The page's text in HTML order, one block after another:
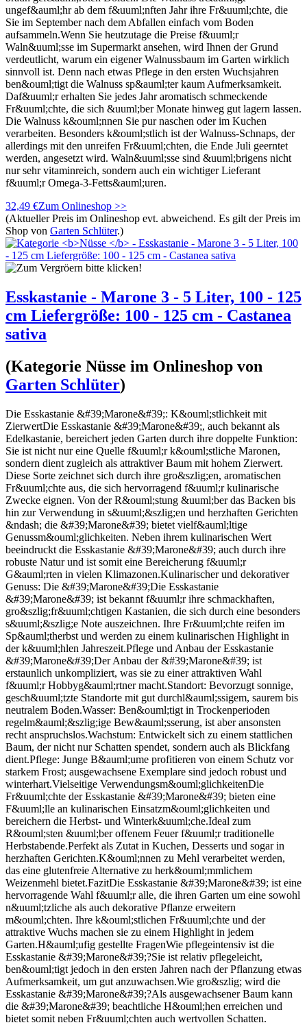
ungef&auml;hr ab dem f&uuml;nften Jahr ihre Fr&uuml;chte, die
Sie im September nach dem Abfallen einfach vom Boden
aufsammeln.Wenn Sie heutzutage die Preise f&uuml;r
Waln&uuml;sse im Supermarkt ansehen, wird Ihnen der Grund
verdeutlicht, warum ein eigener Walnussbaum im Garten wirklich
sinnvoll ist. Denn nach etwas Pflege in den ersten Wuchsjahren
ben&ouml;tigt die Walnuss sp&auml;ter kaum Aufmerksamkeit.
Daf&uuml;r erhalten Sie jedes Jahr aromatisch schmeckende
Fr&uuml;chte, die sich &uuml;ber Monate hinweg gut lagern lassen.
Die Walnuss k&ouml;nnen Sie pur naschen oder im Kuchen
verarbeiten. Besonders k&ouml;stlich ist der Walnuss-Schnaps, der
allerdings mit den unreifen Fr&uuml;chten, die Ende Juli geerntet
werden, angesetzt wird. Waln&uuml;sse sind &uuml;brigens nicht
nur sehr vitaminreich, sondern auch ein wichtiger Lieferant
f&uuml;r Omega-3-Fetts&auml;uren.
32,49 €Zum Onlineshop >>
(Aktueller Preis im Onlineshop evt. abweichend. Es gilt der Preis im
Shop von Garten Schlüter.)
Esskastanie - Marone 3 - 5 Liter, 100 - 125
cm Liefergröße: 100 - 125 cm - Castanea
sativa
(Kategorie Nüsse im Onlineshop von
Garten Schlüter)
Die Esskastanie &#39;Marone&#39;: K&ouml;stlichkeit mit
ZierwertDie Esskastanie &#39;Marone&#39;, auch bekannt als
Edelkastanie, bereichert jeden Garten durch ihre doppelte Funktion:
Sie ist nicht nur eine Quelle f&uuml;r k&ouml;stliche Maronen,
sondern dient zugleich als attraktiver Baum mit hohem Zierwert.
Diese Sorte zeichnet sich durch ihre gro&szlig;en, aromatischen
Fr&uuml;chte aus, die sich hervorragend f&uuml;r kulinarische
Zwecke eignen. Von der R&ouml;stung &uuml;ber das Backen bis
hin zur Verwendung in s&uuml;&szlig;en und herzhaften Gerichten
&ndash; die &#39;Marone&#39; bietet vielf&auml;ltige
Genussm&ouml;glichkeiten. Neben ihrem kulinarischen Wert
beeindruckt die Esskastanie &#39;Marone&#39; auch durch ihre
robuste Natur und ist somit eine Bereicherung f&uuml;r
G&auml;rten in vielen Klimazonen.Kulinarischer und dekorativer
Genuss: Die &#39;Marone&#39;Die Esskastanie
&#39;Marone&#39; ist bekannt f&uuml;r ihre schmackhaften,
gro&szlig;fr&uuml;chtigen Kastanien, die sich durch eine besonders
s&uuml;&szlig;e Note auszeichnen. Ihre Fr&uuml;chte reifen im
Sp&auml;therbst und werden zu einem kulinarischen Highlight in
der k&uuml;hlen Jahreszeit.Pflege und Anbau der Esskastanie
&#39;Marone&#39;Der Anbau der &#39;Marone&#39; ist
erstaunlich unkompliziert, was sie zu einer attraktiven Wahl
f&uuml;r Hobbyg&auml;rtner macht.Standort: Bevorzugt sonnige,
gesch&uuml;tzte Standorte mit gut durchl&auml;ssigem, saurem bis
neutralem Boden.Wasser: Ben&ouml;tigt in Trockenperioden
regelm&auml;&szlig;ige Bew&auml;sserung, ist aber ansonsten
recht anspruchslos.Wachstum: Entwickelt sich zu einem stattlichen
Baum, der nicht nur Schatten spendet, sondern auch als Blickfang
dient.Pflege: Junge B&auml;ume profitieren von einem Schutz vor
starkem Frost; ausgewachsene Exemplare sind jedoch robust und
winterhart.Vielseitige Verwendungsm&ouml;glichkeitenDie
Fr&uuml;chte der Esskastanie &#39;Marone&#39; bieten eine
F&uuml;lle an kulinarischen Einsatzm&ouml;glichkeiten und
bereichern die Herbst- und Winterk&uuml;che.Ideal zum
R&ouml;sten &uuml;ber offenem Feuer f&uuml;r traditionelle
Herbstabende.Perfekt als Zutat in Kuchen, Desserts und sogar in
herzhaften Gerichten.K&ouml;nnen zu Mehl verarbeitet werden,
das eine glutenfreie Alternative zu herk&ouml;mmlichem
Weizenmehl bietet.FazitDie Esskastanie &#39;Marone&#39; ist eine
hervorragende Wahl f&uuml;r alle, die ihren Garten um eine sowohl
n&uuml;tzliche als auch dekorative Pflanze erweitern
m&ouml;chten. Ihre k&ouml;stlichen Fr&uuml;chte und der
attraktive Wuchs machen sie zu einem Highlight in jedem
Garten.H&auml;ufig gestellte FragenWie pflegeintensiv ist die
Esskastanie &#39;Marone&#39;?Sie ist relativ pflegeleicht,
ben&ouml;tigt jedoch in den ersten Jahren nach der Pflanzung etwas
Aufmerksamkeit, um gut anzuwachsen.Wie gro&szlig; wird die
Esskastanie &#39;Marone&#39;?Als ausgewachsener Baum kann
die &#39;Marone&#39; beachtliche H&ouml;hen erreichen und
bietet somit neben Fr&uuml;chten auch wertvollen Schatten.